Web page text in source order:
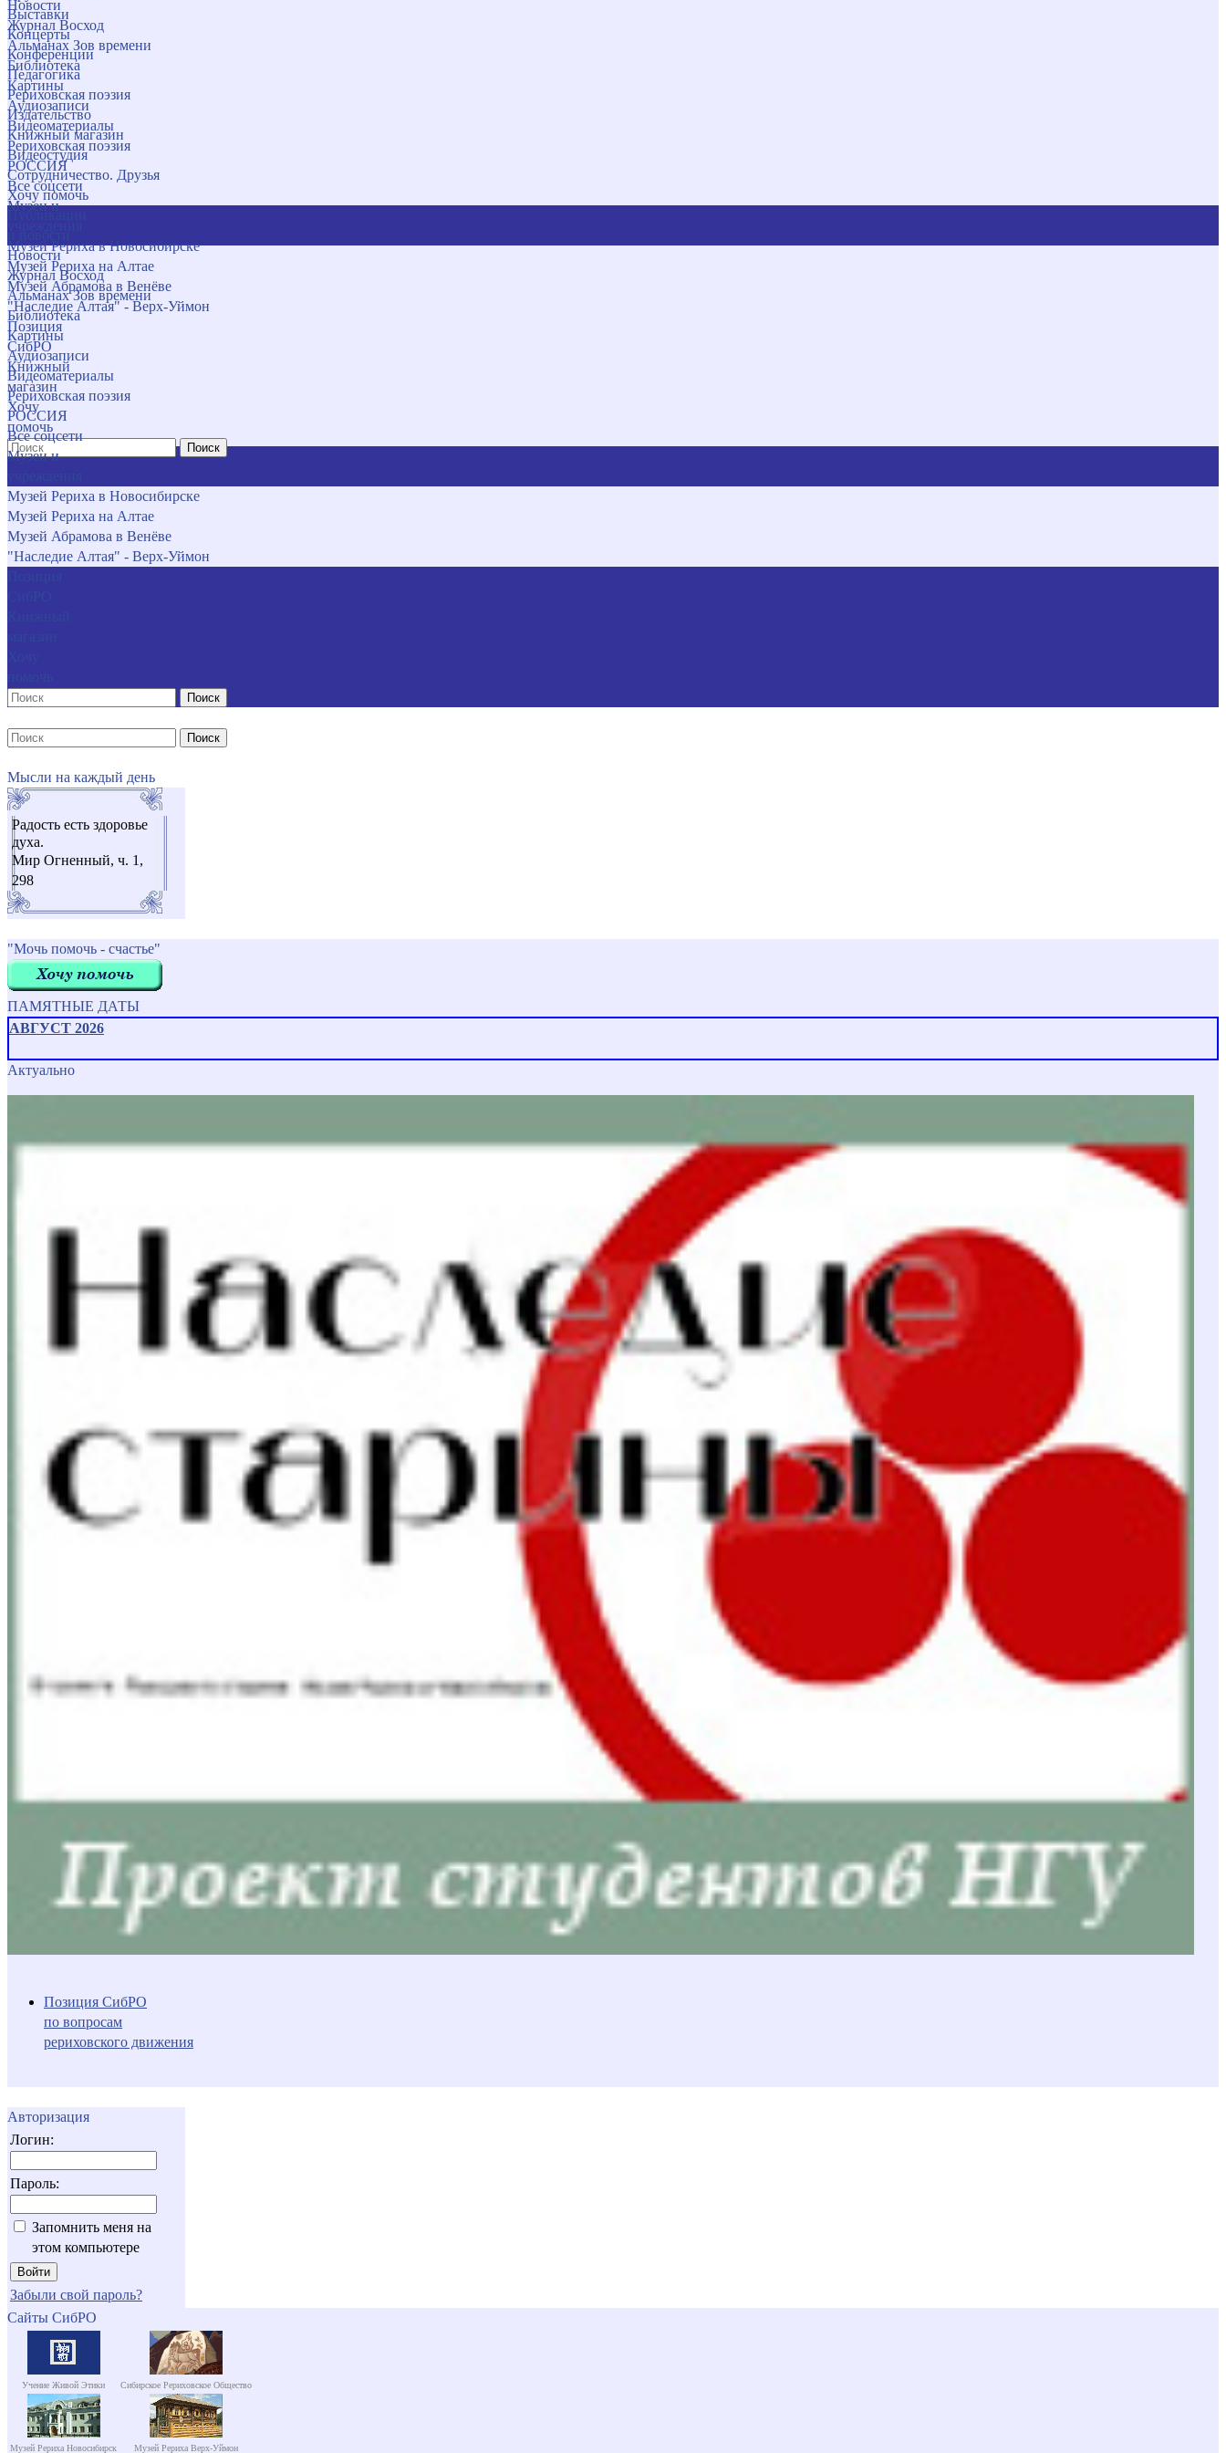
Новости
Журнал Восход
Альманах Зов времени
Библиотека
Картины
Аудиозаписи
Видеоматериалы
Рериховская поэзия
РОССИЯ
Все соцсети
Музеи и
Музей Рериха в Новосибирске
Музей Рериха на Алтае
Музей Абрамова в Венёве
"Наследие Алтая" - Верх-Уймон
Позиция
СибРО
Книжный
магазин
Хочу
помочь
Поиск
Выставки
Концерты
Конференции
Педагогика
Рериховская поэзия
Издательство
Книжный магазин
Видеостудия
Сотрудничество. Друзья
Хочу помочь
Новости
Журнал Восход
Альманах Зов времени
Библиотека
Картины
Аудиозаписи
Видеоматериалы
Рериховская поэзия
РОССИЯ
Все соцсети
Музеи и
Музей Рериха в Новосибирске
Музей Рериха на Алтае
Музей Абрамова в Венёве
"Наследие Алтая" - Верх-Уймон
Поиск
Поиск
Мысли на каждый день
Радость есть здоровье
духа.
Мир Огненный, ч. 1,
298
"Мочь помочь - счастье"
ПАМЯТНЫЕ ДАТЫ
АВГУСТ 2026
Актуально
Позиция СибРО
по вопросам
рериховского движения
Авторизация
Логин:
Пароль:
Запомнить меня на
этом компьютере
Забыли свой пароль?
Сайты СибРО
Учение Живой Этики Сибирское Рериховское Общество
Музей Рериха Новосибирск Музей Рериха Верх-Уймон